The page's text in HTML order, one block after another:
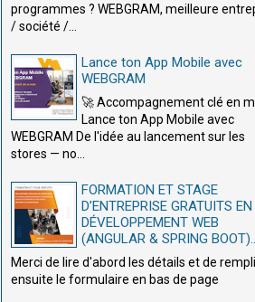
programmes ? WEBGRAM, meilleure
/ société /...
Lance ton App Mobile avec
WEBGRAM
🚀 Accompagnement clé en
Lance ton App Mobile avec
WEBGRAM De l'idée au lancement sur les
stores — no...
FORMATION ET STAGE
D’ENTREPRISE GRATUITS EN
DÉVELOPPEMENT WEB
(ANGULAR & SPRING BOOT)...
Merci de lire d'abord les détails et de
ensuite le formulaire en bas de page